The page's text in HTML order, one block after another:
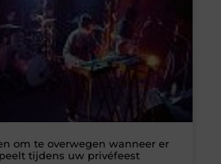
om te overwegen wanneer er
tijdens uw privéfeest